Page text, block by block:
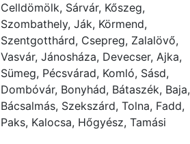
Celldömölk, Sárvár, Kőszeg,
Szombathely, Ják, Körmend,
Szentgotthárd, Csepreg, Zalalövő,
Vasvár, Jánosháza, Devecser, Ajka,
Sümeg, Pécsvárad, Komló, Sásd,
Dombóvár, Bonyhád, Bátaszék, Baja,
Bácsalmás, Szekszárd, Tolna, Fadd,
Paks, Kalocsa, Hőgyész, Tamási